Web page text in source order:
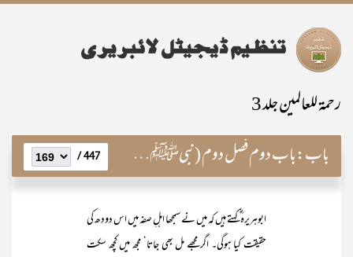
رحمۃ للعالمین جلد 3
باب:باب دوم فصل دوم (نبیﷺکے چند معجزے) 447 /
ابوہریرہ ؓکہتے ہیں کہ میں نے سمجھا اہلِ صفہ میں اس دودھ کی
حقیقت کیا ہوگی۔ اگر مجھے مل بھی جاتا‘ مجھ میں کچھ سکت